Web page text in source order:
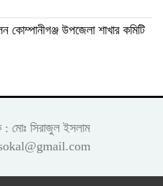
কোম্পানীগঞ্জ উপজেলা শাখার কমিটি
মোঃ সিরাজুল ইসলাম